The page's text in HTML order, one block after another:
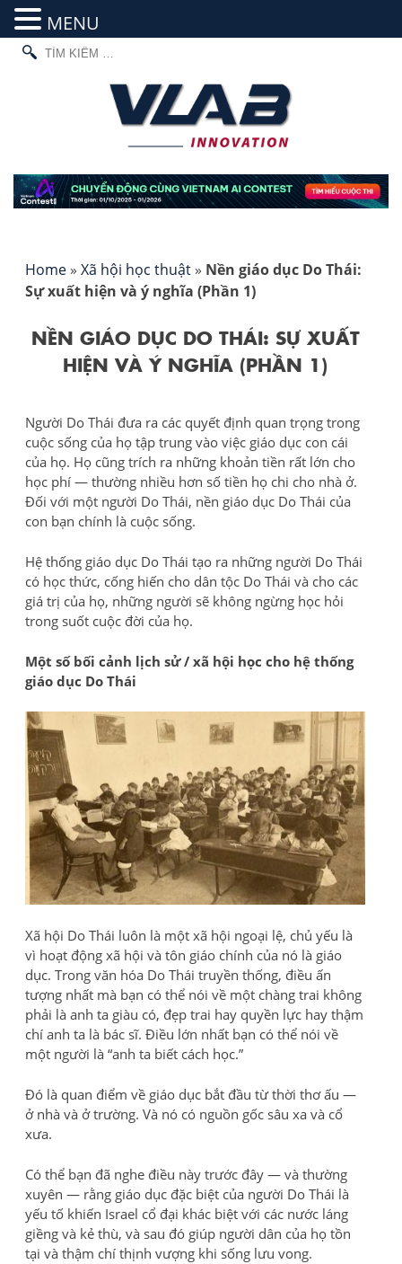
Skip
TÌM
KIẾM
Home » Xã hội học thuật » Nền giáo dục Do Thái:
Sự xuất hiện và ý nghĩa (Phần 1)
NỀN GIÁO DỤC DO THÁI: SỰ XUẤT
HIỆN VÀ Ý NGHĨA (PHẦN 1)
Người Do Thái đưa ra các quyết định quan trọng trong
cuộc sống của họ tập trung vào việc giáo dục con cái
của họ. Họ cũng trích ra những khoản tiền rất lớn cho
học phí — thường nhiều hơn số tiền họ chi cho nhà ở.
Đối với một người Do Thái, nền giáo dục Do Thái của
con bạn chính là cuộc sống.
Hệ thống giáo dục Do Thái tạo ra những người Do Thái
có học thức, cống hiến cho dân tộc Do Thái và cho các
giá trị của họ, những người sẽ không ngừng học hỏi
trong suốt cuộc đời của họ.
Một số bối cảnh lịch sử / xã hội học cho hệ thống
giáo dục Do Thái
Xã hội Do Thái luôn là một xã hội ngoại lệ, chủ yếu là
vì hoạt động xã hội và tôn giáo chính của nó là giáo
dục. Trong văn hóa Do Thái truyền thống, điều ấn
tượng nhất mà bạn có thể nói về một chàng trai không
phải là anh ta giàu có, đẹp trai hay quyền lực hay thậm
chí anh ta là bác sĩ. Điều lớn nhất bạn có thể nói về
một người là “anh ta biết cách học.”
Đó là quan điểm về giáo dục bắt đầu từ thời thơ ấu —
ở nhà và ở trường. Và nó có nguồn gốc sâu xa và cổ
xưa.
Có thể bạn đã nghe điều này trước đây — và thường
xuyên — rằng giáo dục đặc biệt của người Do Thái là
yếu tố khiến Israel cổ đại khác biệt với các nước láng
giềng và kẻ thù, và sau đó giúp người dân của họ tồn
tại và thậm chí thịnh vượng khi sống lưu vong.
MENU